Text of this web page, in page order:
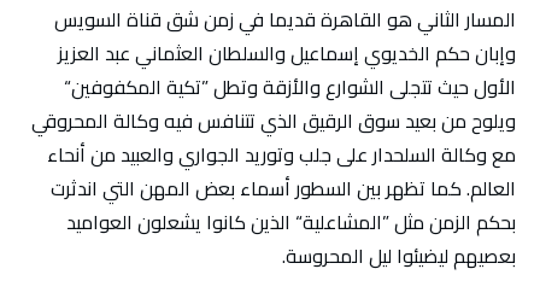
المسار الثاني هو القاهرة قديما في زمن شق قناة السويس
وإبان حكم الخديوي إسماعيل والسلطان العثماني عبد العزيز
الأول حيث تتجلى الشوارع والأزقة وتطل ”تكية المكفوفين“
ويلوح من بعيد سوق الرقيق الذي تتنافس فيه وكالة المحروقي
مع وكالة السلحدار على جلب وتوريد الجواري والعبيد من أنحاء
العالم. كما تظهر بين السطور أسماء بعض المهن التي اندثرت
بحكم الزمن مثل ”المشاعلية“ الذين كانوا يشعلون العواميد
بعصيهم ليضيئوا ليل المحروسة.